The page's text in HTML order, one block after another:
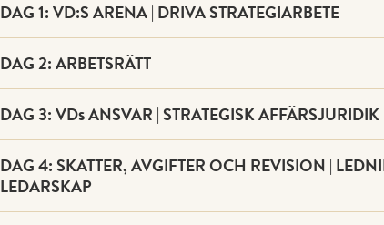
DAG 1: VD:S ARENA | DRIVA STRATEGIARBETE
DAG 2: ARBETSRÄTT
DAG 3: VDs ANSVAR | STRATEGISK
DAG 4: SKATTER, AVGIFTER OCH REVISION |
LEDARSKAP